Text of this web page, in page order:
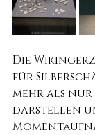
Die
für
mehr als nur
darstellen